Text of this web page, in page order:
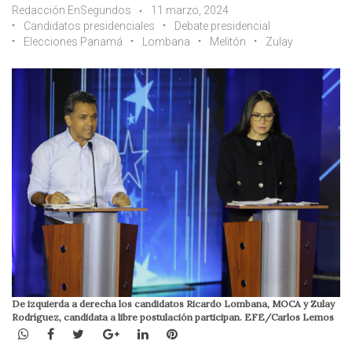
Redacción EnSegundos
11 marzo, 2024
Candidatos presidenciales
Debate presidencial
Elecciones Panamá
Lombana Melitón Zulay
De izquierda a derecha los candidatos Ricardo Lombana, MOCA y Zulay
Rodríguez, candidata a libre postulación participan. EFE/Carlos Lemos
WhatsApp
Facebook
TwitterGoogle+LinkedInPinterest